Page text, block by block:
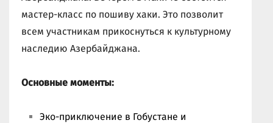
мастер-класс по пошиву хаки. Это позволит
всем участникам прикоснуться к культурному
наследию Азербайджана.
Основные моменты:
Эко-приключение в Гобустане и